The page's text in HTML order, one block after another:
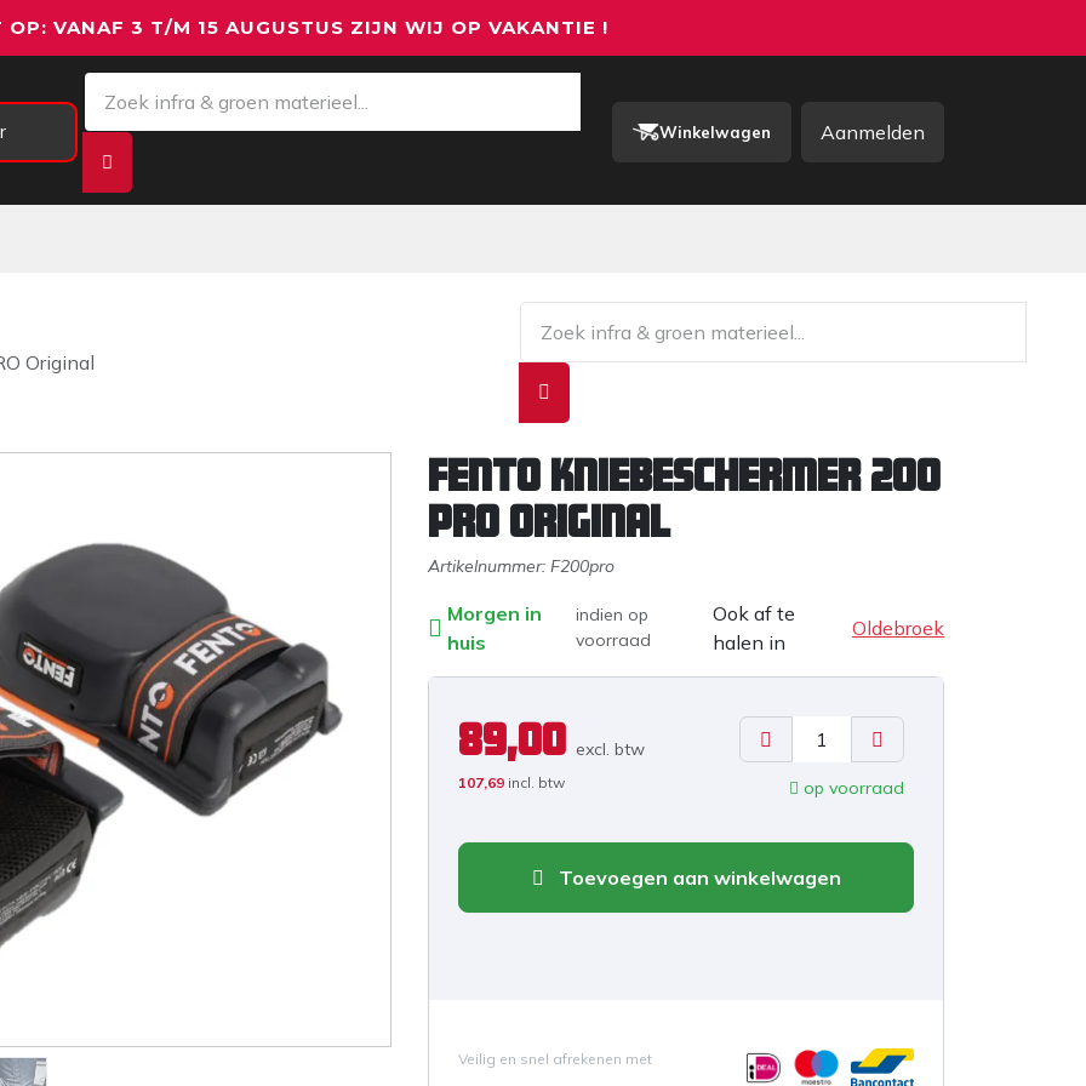
OP: VANAF 3 T/M 15 AUGUSTUS ZIJN WIJ OP VAKANTIE !
Winkelwagen Aanmelden
Original
Fento Kniebeschermer 200
PRO Original
Artikelnummer: F200pro
Morgen in
huis
indien op
voorraad
Ook af te
halen in
Oldebroek
89,00 excl. btw
107,69 incl. btw op voorraad
Toevoegen aan winkelwagen
Veilig en snel afrekenen met